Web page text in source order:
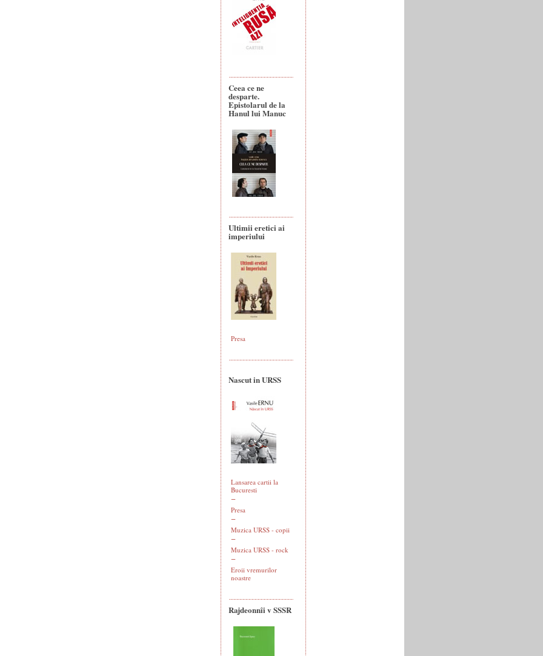
Ceea ce ne
desparte.
Epistolarul de la
Hanul lui Manuc
Ultimii eretici ai
imperiului
Presa
Nascut in URSS
Lansarea cartii la
Bucuresti
Presa
Muzica URSS - copii
Muzica URSS - rock
Eroii vremurilor
noastre
Rajdeonnîi v SSSR